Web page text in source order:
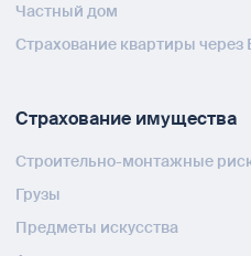
Частный дом
Страхование квартиры
Страхование имущества
Строительно-монтажные
Грузы
Предметы искусства